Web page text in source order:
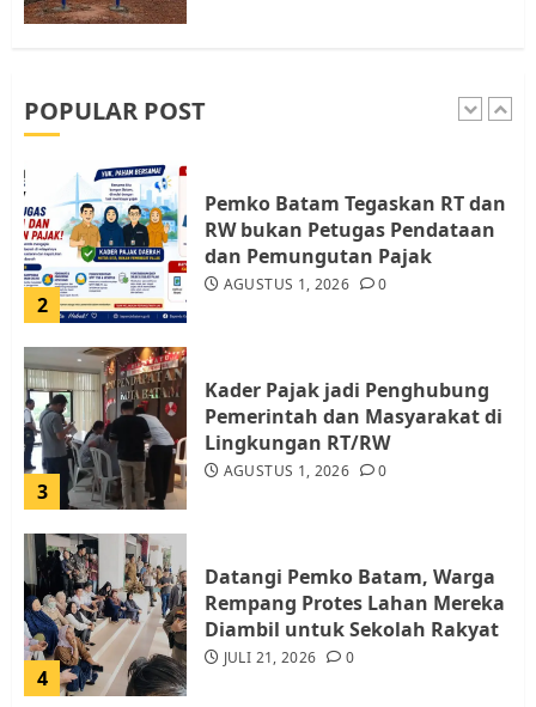
POPULAR POST
1
2
Pemko Batam Tegaskan RT dan
RW bukan Petugas Pendataan
dan Pemungutan Pajak
AGUSTUS 1, 2026 0
3
Kader Pajak jadi Penghubung
Pemerintah dan Masyarakat di
Lingkungan RT/RW
AGUSTUS 1, 2026 0
4
Datangi Pemko Batam, Warga
Rempang Protes Lahan Mereka
Diambil untuk Sekolah Rakyat
JULI 21, 2026 0